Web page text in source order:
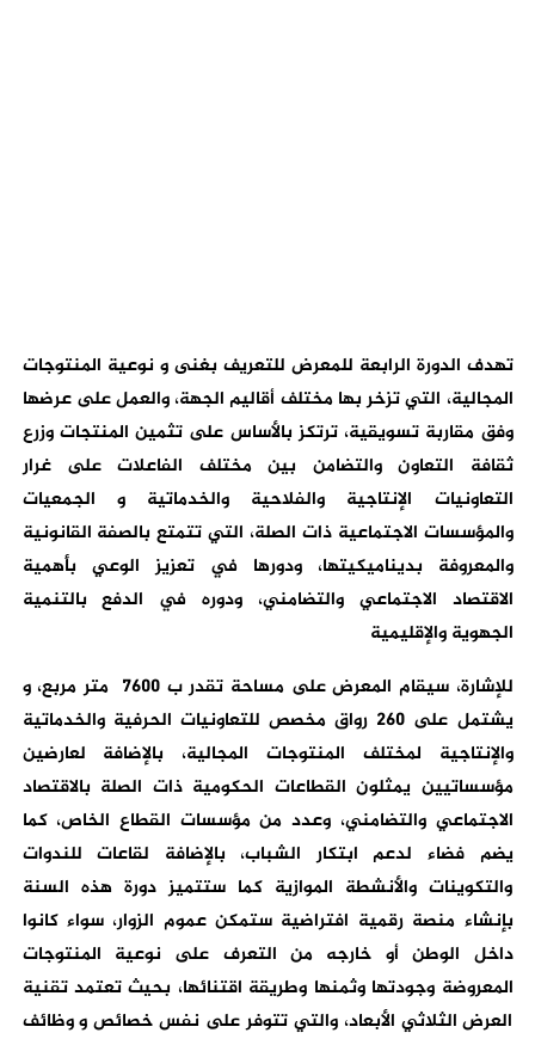
تهدف الدورة الرابعة للمعرض للتعريف بغنى و نوعية المنتوجات
المجالية، التي تزخر بها مختلف أقاليم الجهة، والعمل على عرضها
وفق مقاربة تسويقية، ترتكز بالأساس على تثمين المنتجات وزرع
ثقافة التعاون والتضامن بين مختلف الفاعلات على غرار
التعاونيات الإنتاجية والفلاحية والخدماتية و الجمعيات
والمؤسسات الاجتماعية ذات الصلة، التي تتمتع بالصفة القانونية
والمعروفة بديناميكيتها، ودورها في تعزيز الوعي بأهمية
الاقتصاد الاجتماعي والتضامني، ودوره في الدفع بالتنمية
الجهوية والإقليمية
للإشارة، سيقام المعرض على مساحة تقدر ب 7600 متر مربع، و
يشتمل على 260 رواق مخصص للتعاونيات الحرفية والخدماتية
والإنتاجية لمختلف المنتوجات المجالية، بالإضافة لعارضين
مؤسساتيين يمثلون القطاعات الحكومية ذات الصلة بالاقتصاد
الاجتماعي والتضامني، وعدد من مؤسسات القطاع الخاص، كما
يضم فضاء لدعم ابتكار الشباب، بالإضافة لقاعات للندوات
والتكوينات والأنشطة الموازية كما ستتميز دورة هذه السنة
بإنشاء منصة رقمية افتراضية ستمكن عموم الزوار، سواء كانوا
داخل الوطن أو خارجه من التعرف على نوعية المنتوجات
المعروضة وجودتها وثمنها وطريقة اقتنائها، بحيث تعتمد تقنية
العرض الثلاثي الأبعاد، والتي تتوفر على نفس خصائص و وظائف